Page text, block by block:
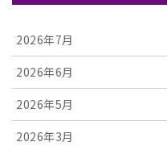
2026年7月
2026年6月
2026年5月
2026年3月